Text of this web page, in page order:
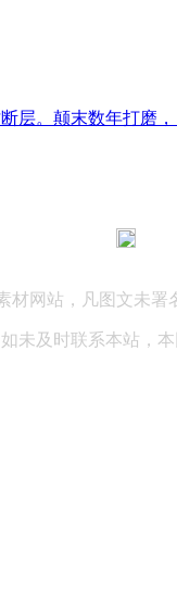
层。颠末数年打磨
网站，凡图文未署
未及时联系本站，本